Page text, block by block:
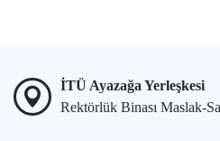
İTÜ Ayazağa Yerleşkesi
Rektörlük Binası Maslak-